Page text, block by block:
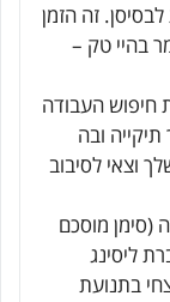
זה הזמן
בהיי טק –
חיפוש העבודה
ובה
וצאי לסיבוב
(סימן מוסכם
ליסינג
בתנועת